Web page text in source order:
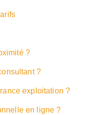
?
?
exploitation ?
en ligne ?